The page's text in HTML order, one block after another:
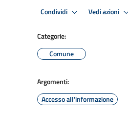
Condividi Vedi azioni
Categorie:
Comune
Argomenti:
Accesso all'informazione